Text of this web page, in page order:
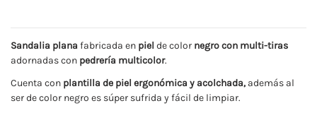
Sandalia plana fabricada en piel de color negro con multi-tiras
adornadas con pedrería multicolor.
Cuenta con plantilla de piel ergonómica y acolchada, además al
ser de color negro es súper sufrida y fácil de limpiar.